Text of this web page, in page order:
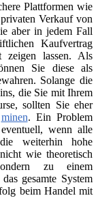
Plattformen wie
Verkauf von
aber in jedem Fall
Kaufvertrag
zeigen lassen. Als
Sie diese als
Solange die
die Sie mit Ihrem
sollten Sie eher
minen. Ein Problem
wenn alle
weiterhin hohe
wie theoretisch
zu einem
gesamte System
beim Handel mit